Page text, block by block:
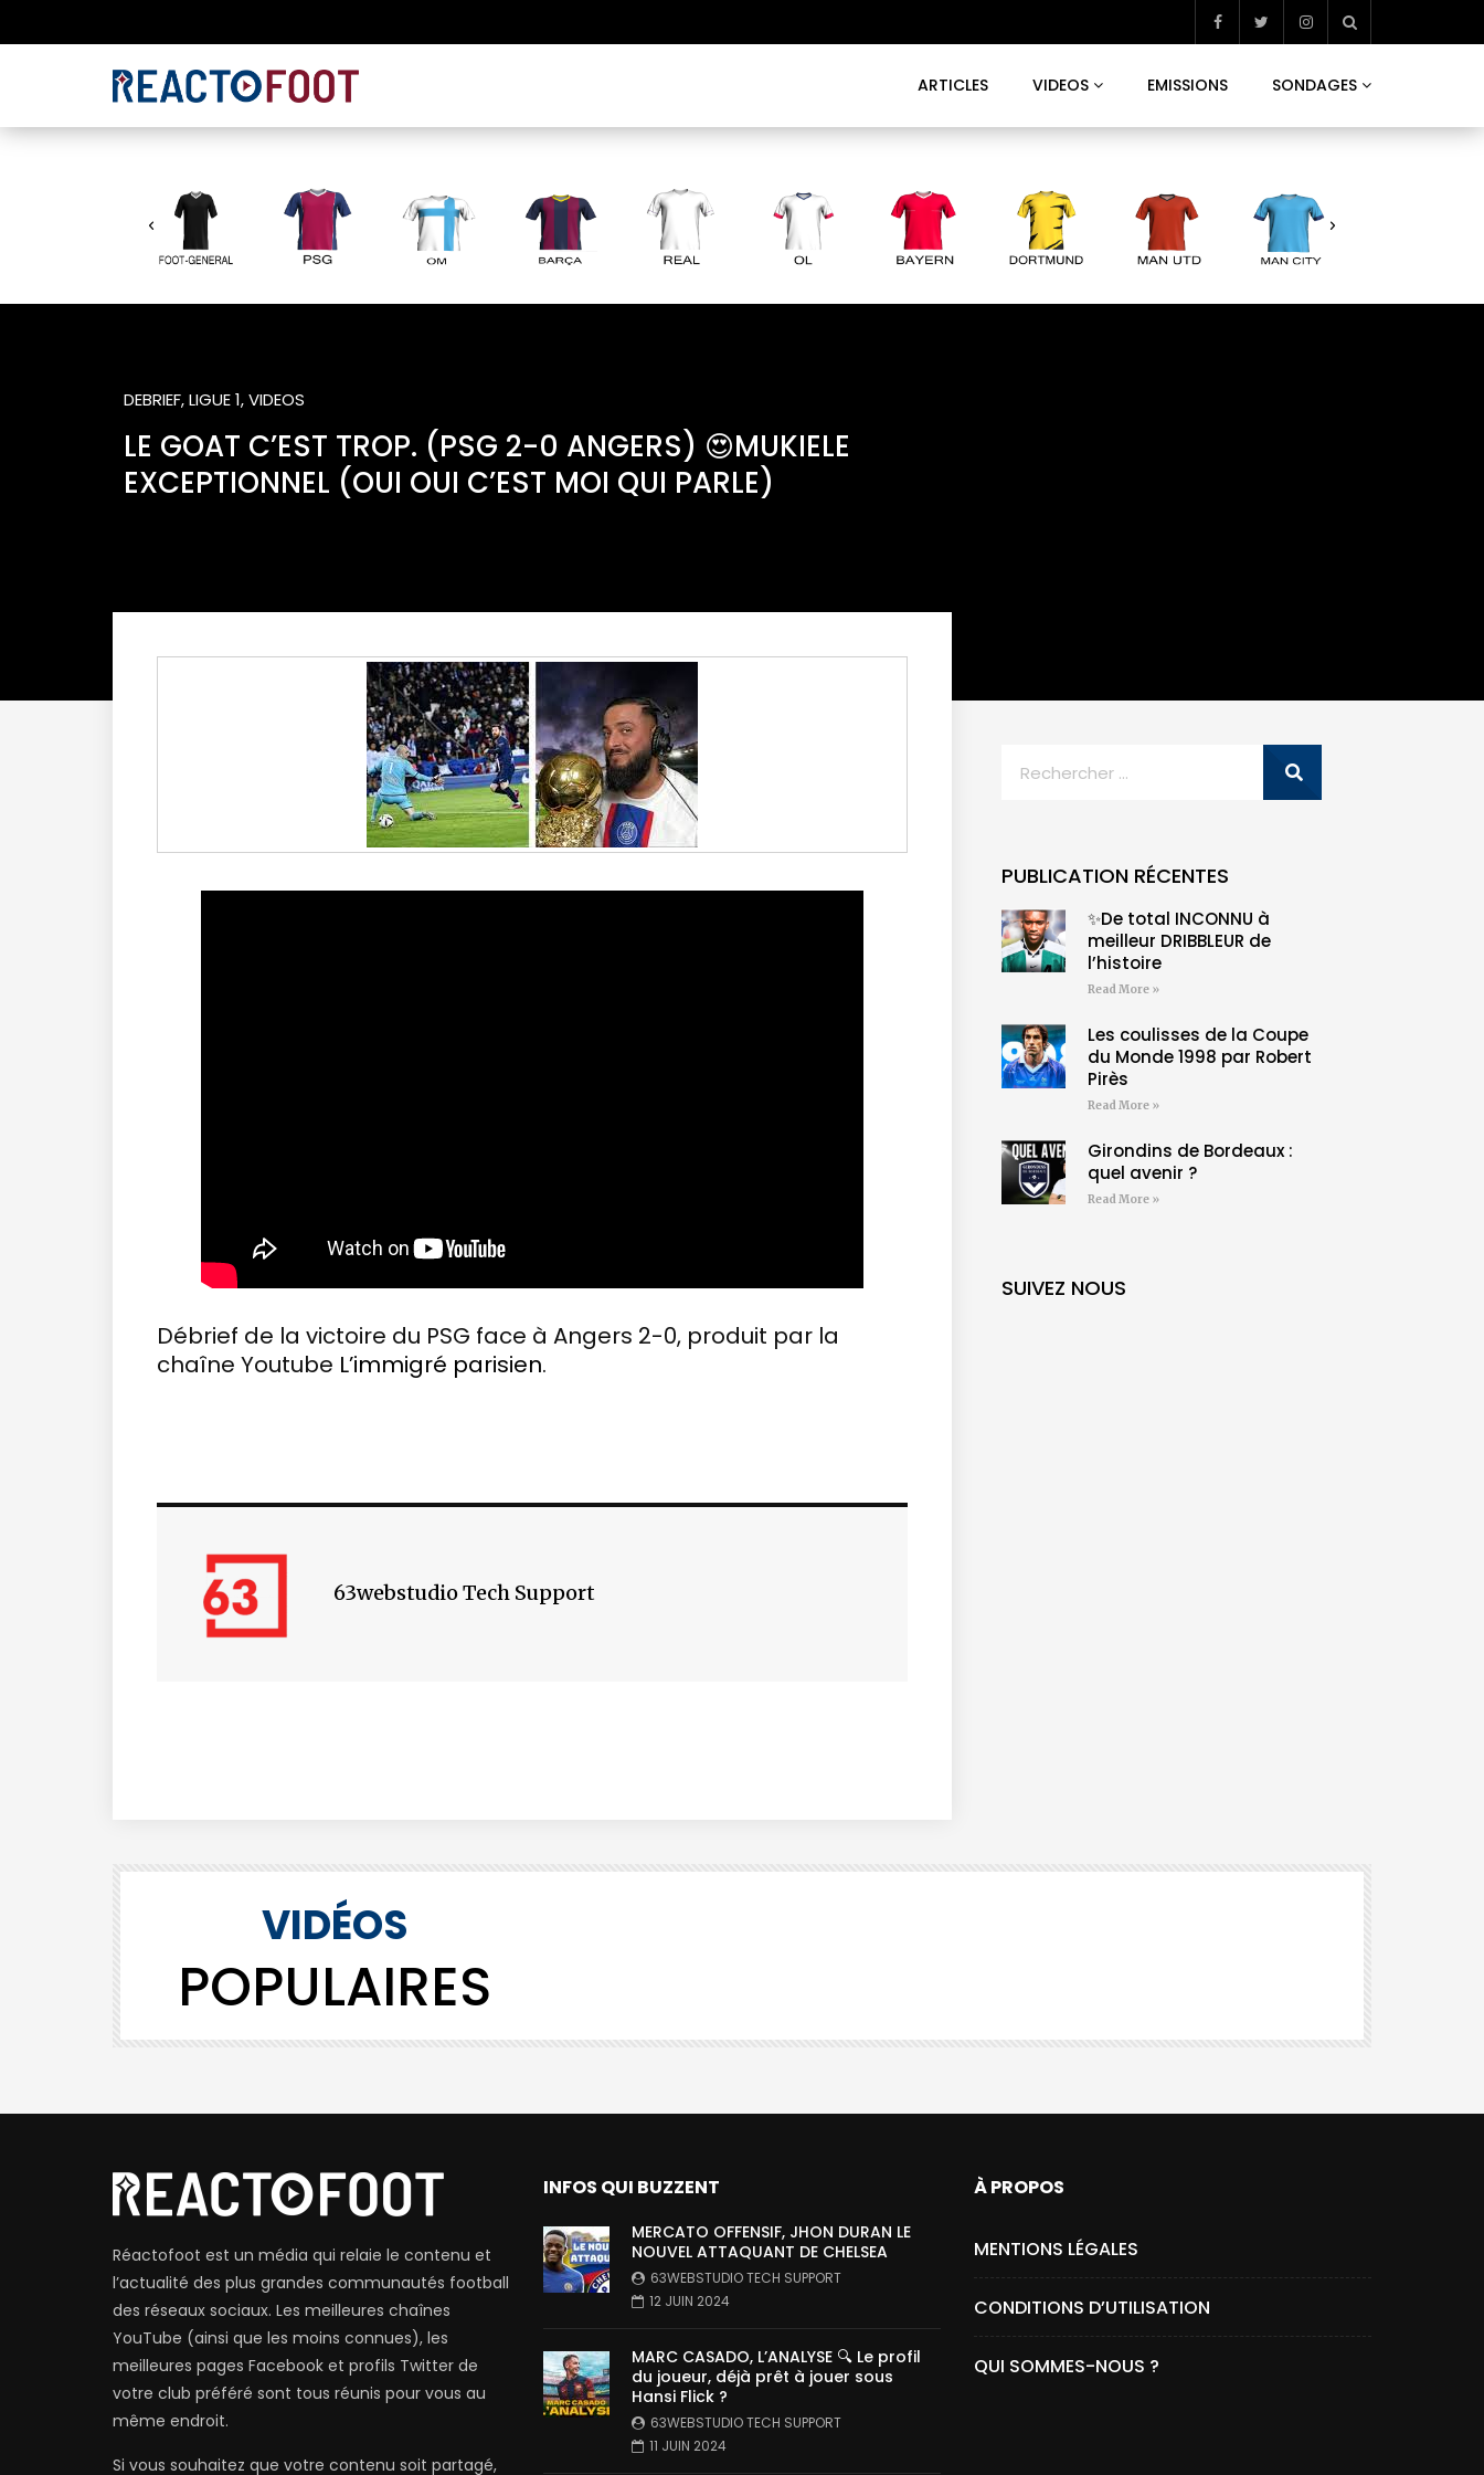
ARTICLES VIDEOS EMISSIONS SONDAGES
DEBRIEF,LIGUE 1,VIDEOS
LE GOAT C’EST TROP. (PSG 2-0 ANGERS) 😍MUKIELE
EXCEPTIONNEL (OUI OUI C’EST MOI QUI PARLE)
Débrief de la victoire du PSG face à Angers 2-0, produit par la
chaîne Youtube L’immigré parisien.
63webstudio Tech Support
PUBLICATION RÉCENTES
✨De total INCONNU à
meilleur DRIBBLEUR de
l’histoire
Read More »
Les coulisses de la Coupe
du Monde 1998 par Robert
Pirès
Read More »
Girondins de Bordeaux :
quel avenir ?
Read More »
SUIVEZ NOUS
VIDÉOS
POPULAIRES
Réactofoot est un média qui relaie le contenu et
l’actualité des plus grandes communautés football
des réseaux sociaux. Les meilleures chaînes
YouTube (ainsi que les moins connues), les
meilleures pages Facebook et profils Twitter de
votre club préféré sont tous réunis pour vous au
même endroit.
Si vous souhaitez que votre contenu soit partagé,
INFOS QUI BUZZENT
MERCATO OFFENSIF, JHON DURAN LE
NOUVEL ATTAQUANT DE CHELSEA
63WEBSTUDIO TECH SUPPORT
12 JUIN 2024
MARC CASADO, L’ANALYSE 🔍 Le profil
du joueur, déjà prêt à jouer sous
Hansi Flick ?
63WEBSTUDIO TECH SUPPORT
11 JUIN 2024
À PROPOS
MENTIONS LÉGALES
CONDITIONS D’UTILISATION
QUI SOMMES-NOUS ?